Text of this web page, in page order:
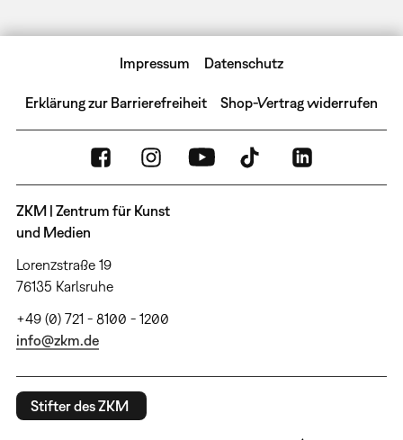
Impressum Datenschutz
Erklärung zur Barrierefreiheit Shop-Vertrag widerrufen
ZKM | Zentrum für Kunst
und Medien
Lorenzstraße 19
76135 Karlsruhe
+49 (0) 721 - 8100 - 1200
info@zkm.de
Stifter des ZKM